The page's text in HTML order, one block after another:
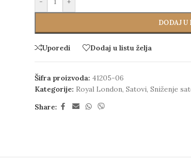
DODAJ U
Uporedi Dodaj u listu želja
Šifra proizvoda: 41205-06
Kategorije: Royal London, Satovi, Sniženje
Share: